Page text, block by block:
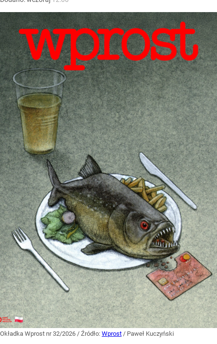
Okładka Wprost nr 32/2026 / Źródło: Wprost / Paweł Kuczyński